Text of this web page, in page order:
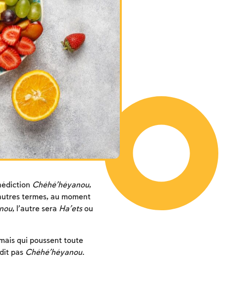
Chéhé’héyanou,
termes, au moment
, l’autre sera Ha’etsou
qui poussent toute
pas Chéhé’héyanou.